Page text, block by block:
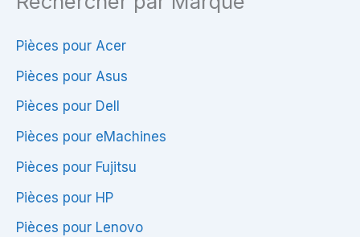
Pièces pour Acer
Pièces pour Asus
Pièces pour Dell
Pièces pour eMachines
Pièces pour Fujitsu
Pièces pour HP
Pièces pour Lenovo